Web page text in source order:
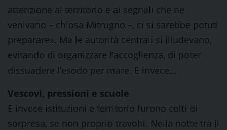
attenzione al territorio e ai segnali che ne
venivano – chiosa Mitrugno –, ci si sarebbe potuti
preparare». Ma le autorità centrali si illudevano,
evitando di organizzare l’accoglienza, di poter
dissuadere l’esodo per mare. E invece…
Vescovi, pressioni e scuole
E invece istituzioni e territorio furono colti di
sorpresa, se non proprio travolti. Nella notte tra il